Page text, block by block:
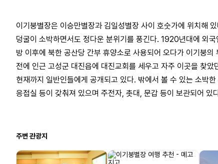
이기붕별장은 이승만별장과 김일성별장 사이 호숫가에 위치해
덩굴이 소박하면서도 정다운 분위기를 풍긴다. 1920년대에 외
방 이후에 북한 공산당 간부 휴양소로 사용되어 오다가 이기붕
전에 인근 고성군 대진읍에 대진교회를 세우고 자주 이곳을 찾
현재까지 일반인들에게 공개되고 있다. 밖에서 볼 수 있는 소박
응접실 등이 갖춰져 있으며 주전자, 촛대, 문갑 등이 보관되어 있
주변 관광지